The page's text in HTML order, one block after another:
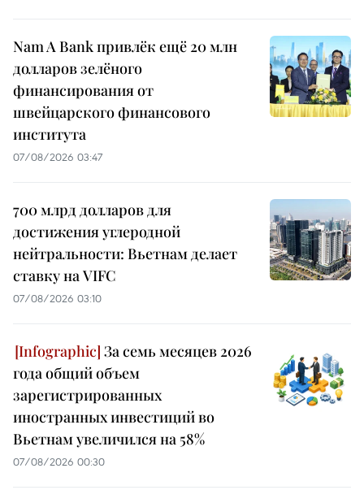
Nam A Bank привлёк ещё 20 млн
долларов зелёного
финансирования от
швейцарского финансового
института
07/08/2026 03:47
700 млрд долларов для
достижения углеродной
нейтральности: Вьетнам делает
ставку на VIFC
07/08/2026 03:10
За семь месяцев 2026
года общий объем
зарегистрированных
иностранных инвестиций во
Вьетнам увеличился на 58%
07/08/2026 00:30